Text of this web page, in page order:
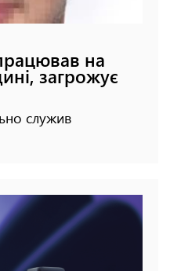
на
загрожує
служив